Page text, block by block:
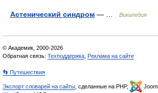
Астенический синдром — … Википедия
© Академик, 2000-2026
Обратная связь: Техподдержка Реклама на сайте
👣 Путешествия
Экспорт словарей на сайты , сделанные на PHP,